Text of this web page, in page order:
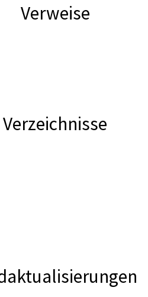
Verweise
Verzeichnisse